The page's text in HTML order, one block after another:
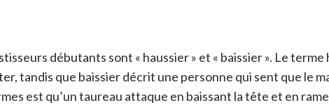
débutants sont « haussier » et « baissier ». Le
tandis que baissier décrit une personne qui sent que le
est qu’un taureau attaque en baissant la tête et en